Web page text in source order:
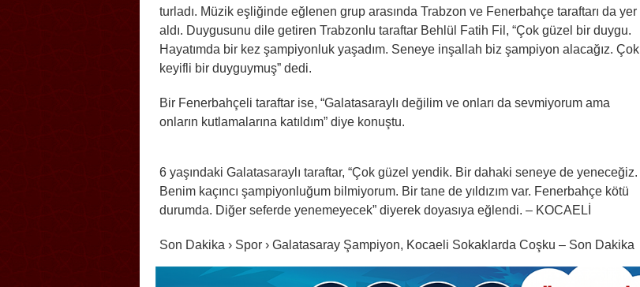
turladı. Müzik eşliğinde eğlenen grup arasında Trabzon ve Fenerbahçe taraftarı da yer
aldı. Duygusunu dile getiren Trabzonlu taraftar Behlül Fatih Fil, “Çok güzel bir duygu.
Hayatımda bir kez şampiyonluk yaşadım. Seneye inşallah biz şampiyon alacağız. Çok
keyifli bir duyguymuş” dedi.
Bir Fenerbahçeli taraftar ise, “Galatasaraylı değilim ve onları da sevmiyorum ama
onların kutlamalarına katıldım” diye konuştu.
6 yaşındaki Galatasaraylı taraftar, “Çok güzel yendik. Bir dahaki seneye de yeneceğiz.
Benim kaçıncı şampiyonluğum bilmiyorum. Bir tane de yıldızım var. Fenerbahçe kötü
durumda. Diğer seferde yenemeyecek” diyerek doyasıya eğlendi. – KOCAELİ
Son Dakika › Spor › Galatasaray Şampiyon, Kocaeli Sokaklarda Coşku – Son Dakika